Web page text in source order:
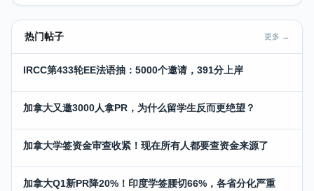
热门帖子 更多 →
IRCC第433轮EE法语抽：5000个邀请，391分上岸
加拿大又邀3000人拿PR，为什么留学生反而更绝望？
加拿大学签资金审查收紧！现在所有人都要查资金来源了
加拿大Q1新PR降20%！印度学签腰切66%，各省分化严重